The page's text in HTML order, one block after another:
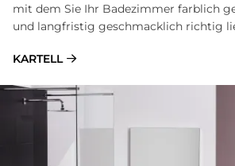
mit dem Sie Ihr Badezimmer farblich
und langfristig geschmacklich richtig
KARTELL